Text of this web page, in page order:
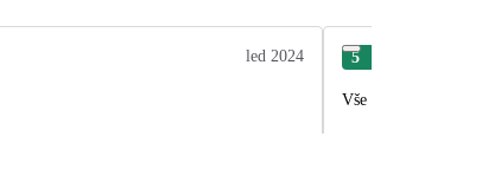
led 2024 5
Vše super…